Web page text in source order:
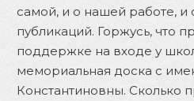
самой, и о нашей работе, и
публикаций. Горжусь, что
поддержке на входе у
мемориальная доска с
Константиновны. Сколько